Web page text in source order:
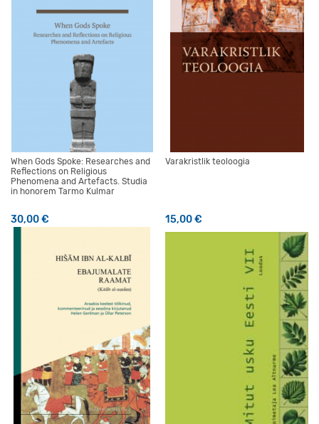
When Gods Spoke: Researches and
Reflections on Religious
Phenomena and Artefacts. Studia
in honorem Tarmo Kulmar
30,00€
Varakristlik teoloogia
15,00€